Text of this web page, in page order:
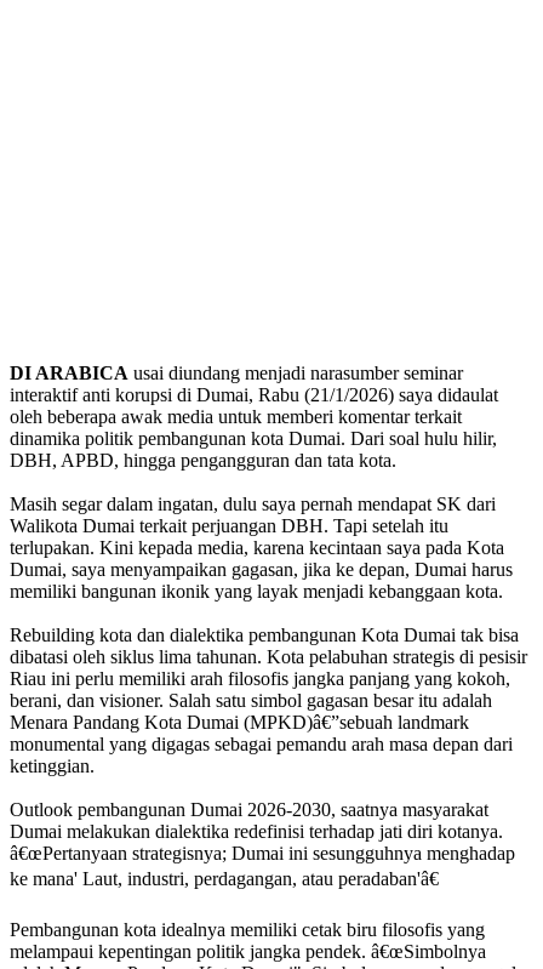
DI ARABICA usai diundang menjadi narasumber seminar
interaktif anti korupsi di Dumai, Rabu (21/1/2026) saya didaulat
oleh beberapa awak media untuk memberi komentar terkait
dinamika politik pembangunan kota Dumai. Dari soal hulu hilir,
DBH, APBD, hingga pengangguran dan tata kota.
Masih segar dalam ingatan, dulu saya pernah mendapat SK dari
Walikota Dumai terkait perjuangan DBH. Tapi setelah itu
terlupakan. Kini kepada media, karena kecintaan saya pada Kota
Dumai, saya menyampaikan gagasan, jika ke depan, Dumai harus
memiliki bangunan ikonik yang layak menjadi kebanggaan kota.
Rebuilding kota dan dialektika pembangunan Kota Dumai tak bisa
dibatasi oleh siklus lima tahunan. Kota pelabuhan strategis di pesisir
Riau ini perlu memiliki arah filosofis jangka panjang yang kokoh,
berani, dan visioner. Salah satu simbol gagasan besar itu adalah
Menara Pandang Kota Dumai (MPKD)â€”sebuah landmark
monumental yang digagas sebagai pemandu arah masa depan dari
ketinggian.
Outlook pembangunan Dumai 2026-2030, saatnya masyarakat
Dumai melakukan dialektika redefinisi terhadap jati diri kotanya.
â€œPertanyaan strategisnya; Dumai ini sesungguhnya menghadap
ke mana' Laut, industri, perdagangan, atau peradaban'â€
Pembangunan kota idealnya memiliki cetak biru filosofis yang
melampaui kepentingan politik jangka pendek. â€œSimbolnya